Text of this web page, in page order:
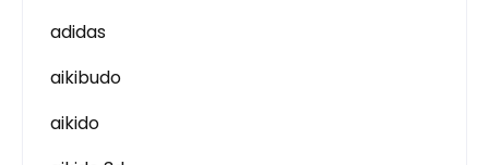
adidas
aikibudo
aikido